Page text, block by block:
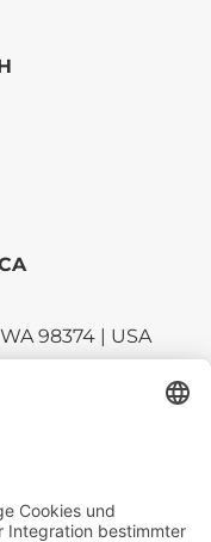
98374 | USA